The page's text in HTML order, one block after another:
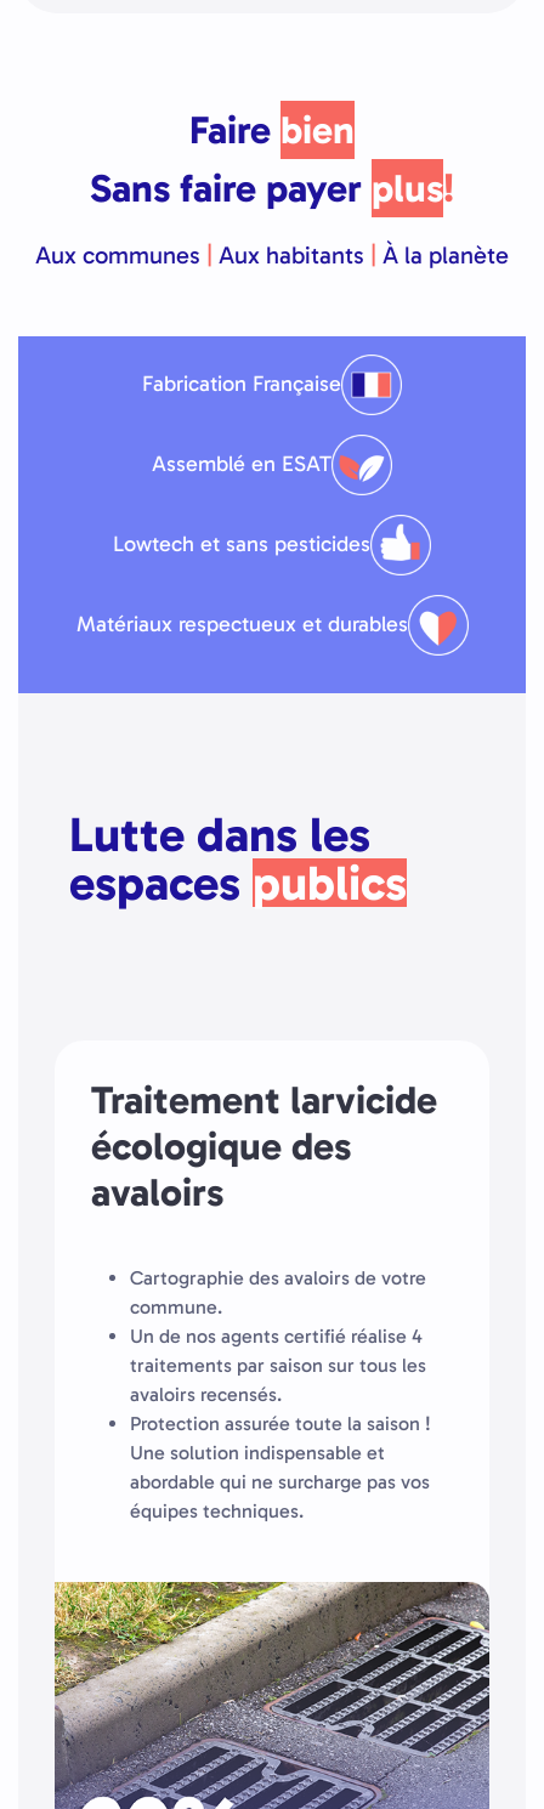
Faire bien
Sans faire payer plus!
Aux communes Aux habitants À la planète
Fabrication Française
Assemblé en ESAT
Lowtech et sans pesticides
Matériaux respectueux et durables
Lutte dans les
espaces publics
Traitement larvicide
écologique des
avaloirs
Cartographie des avaloirs de votre
commune.
Un de nos agents certifié réalise 4
traitements par saison sur tous les
avaloirs recensés.
Protection assurée toute la saison !
Une solution indispensable et
abordable qui ne surcharge pas vos
équipes techniques.